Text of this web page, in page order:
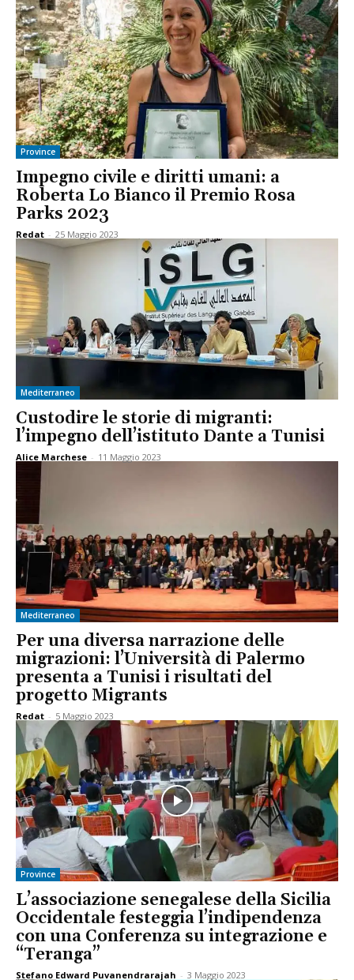
Province
Impegno civile e diritti umani: a
Roberta Lo Bianco il Premio Rosa
Parks 2023
Redat - 25 Maggio 2023
Mediterraneo
Custodire le storie di migranti:
l’impegno dell’istituto Dante a Tunisi
Alice Marchese - 11 Maggio 2023
Mediterraneo
Per una diversa narrazione delle
migrazioni: l’Università di Palermo
presenta a Tunisi i risultati del
progetto Migrants
Redat - 5 Maggio 2023
Province
L’associazione senegalese della Sicilia
Occidentale festeggia l’indipendenza
con una Conferenza su integrazione e
“Teranga”
Stefano Edward Puvanendrarajah - 3 Maggio 2023